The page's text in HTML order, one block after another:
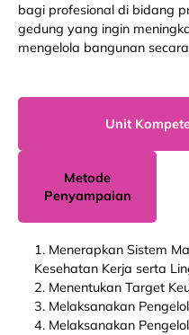
bagi profesional di bidang
gedung yang ingin
mengelola bangunan
Unit
Metode
Penyampaian
1. Menerapkan Sistem
Kesehatan Kerja serta
2. Menentukan Target
3. Melaksanakan
4. Melaksanakan